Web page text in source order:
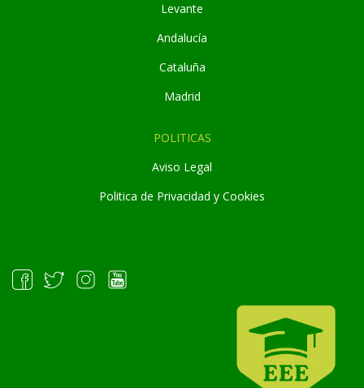
Levante
Andalucía
Cataluña
Madrid
POLITICAS
Aviso Legal
Politica de Privacidad y Cookies